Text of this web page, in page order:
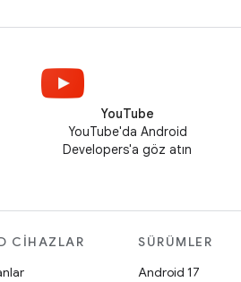
YouTube
YouTube'da Android
Developers'a göz atın
CIHAZLAR
SÜRÜMLER
Android 17